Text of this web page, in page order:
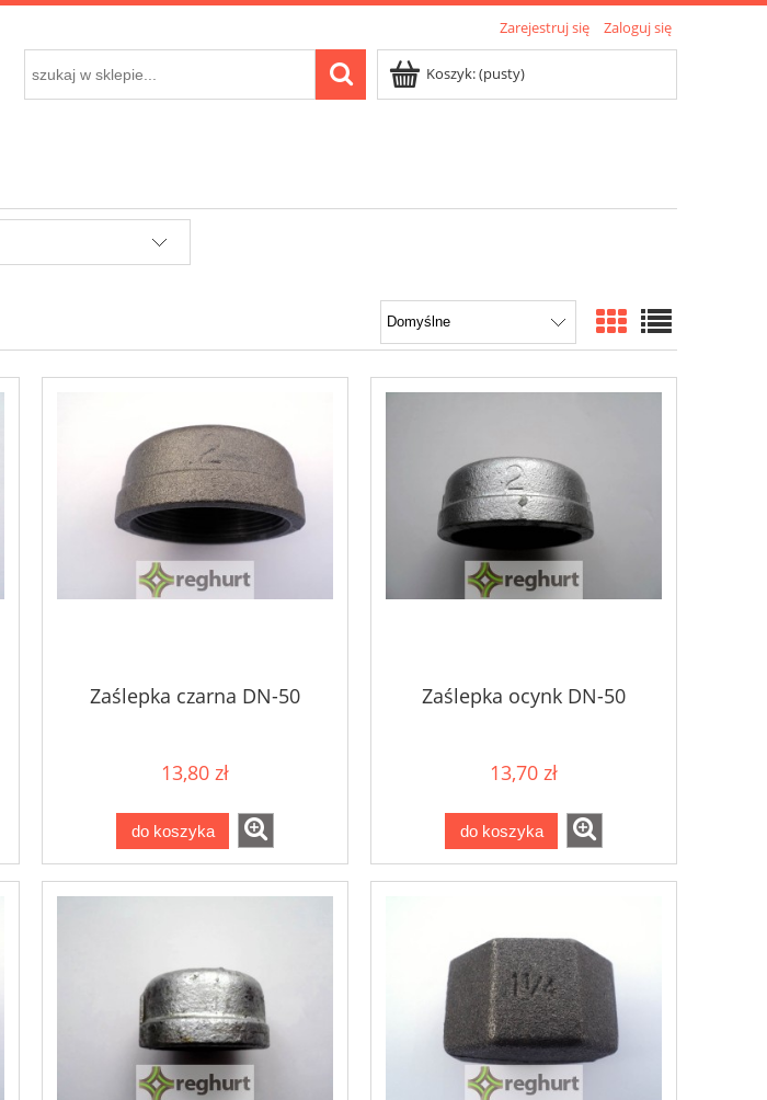
Zarejestruj się Zaloguj się
Koszyk:(pusty)
Zaślepka czarna DN-50
13,80 zł
do koszyka
Zaślepka ocynk DN-50
13,70 zł
do koszyka